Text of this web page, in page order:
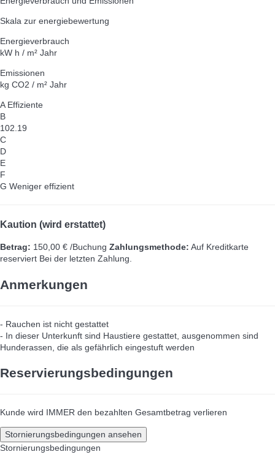
Skala zur energiebewertung
Energieverbrauch
kW h / m² Jahr
Emissionen
kg CO2 / m² Jahr
A Effiziente
B
102.19
C
D
E
F
G Weniger effizient
Kaution (wird erstattet)
Betrag: 150,00 € /Buchung Zahlungsmethode: Auf Kreditkarte
reserviert Bei der letzten Zahlung.
Anmerkungen
- Rauchen ist nicht gestattet
- In dieser Unterkunft sind Haustiere gestattet, ausgenommen sind
Hunderassen, die als gefährlich eingestuft werden
Reservierungsbedingungen
Kunde wird IMMER den bezahlten Gesamtbetrag verlieren
Stornierungsbedingungen ansehen
Stornierungsbedingungen